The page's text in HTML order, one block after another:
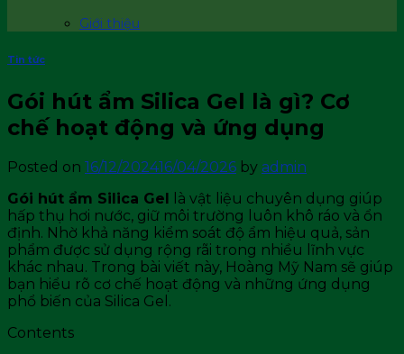
Giới thiệu
Tin tức
Gói hút ẩm Silica Gel là gì? Cơ
chế hoạt động và ứng dụng
Posted on 16/12/202416/04/2026 by admin
Gói hút ẩm Silica Gel là vật liệu chuyên dụng giúp
hấp thụ hơi nước, giữ môi trường luôn khô ráo và ổn
định. Nhờ khả năng kiểm soát độ ẩm hiệu quả, sản
phẩm được sử dụng rộng rãi trong nhiều lĩnh vực
khác nhau. Trong bài viết này, Hoàng Mỹ Nam sẽ giúp
bạn hiểu rõ cơ chế hoạt động và những ứng dụng
phổ biến của Silica Gel.
Contents